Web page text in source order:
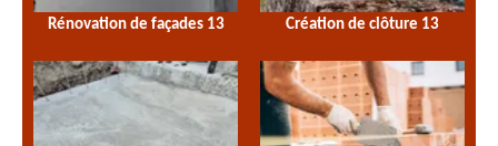
Rénovation de façades 13 Création de clôture 13